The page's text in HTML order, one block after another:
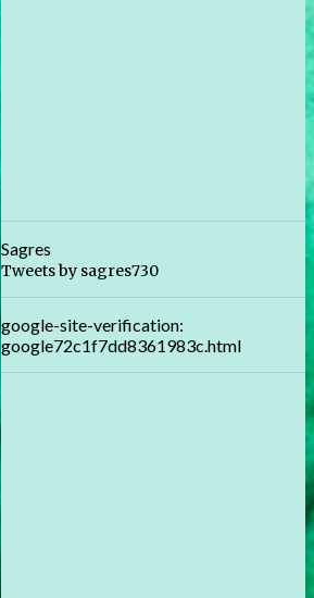
Sagres
Tweets by sagres730
google-site-verification:
google72c1f7dd8361983c.html